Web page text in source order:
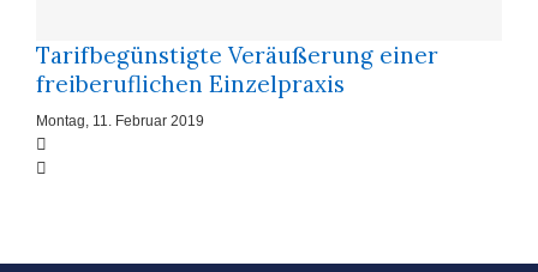
Tarifbegünstigte Veräußerung einer
freiberuflichen Einzelpraxis
Montag, 11. Februar 2019